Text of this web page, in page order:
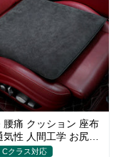
腰痛 クッション 座布
気性 人間工学 お尻ク
骨盤サポート 蒸れ
Cクラス対応